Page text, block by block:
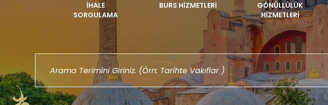
İHALE
SORGULAMA
BURS HİZMETLERİ
GÖNÜLLÜLÜK
HİZMETLERİ